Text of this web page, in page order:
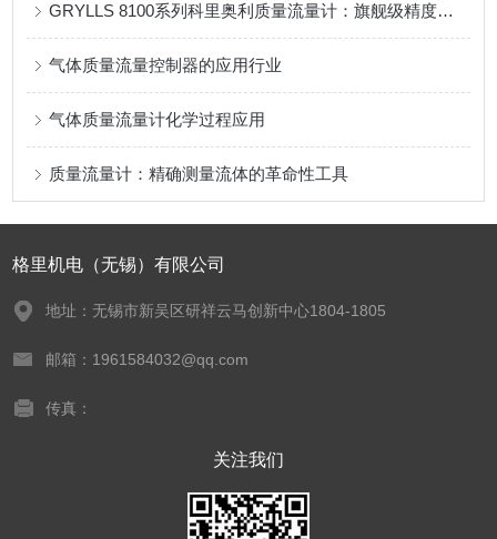
GRYLLS 8100系列科里奥利质量流量计：旗舰级精度，赋能制造
气体质量流量控制器的应用行业
气体质量流量计化学过程应用
质量流量计：精确测量流体的革命性工具
格里机电（无锡）有限公司
地址：无锡市新吴区研祥云马创新中心1804-1805
邮箱：1961584032@qq.com
传真：
关注我们